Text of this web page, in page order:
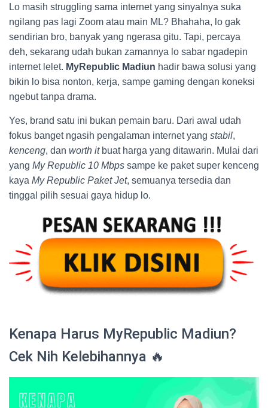
Lo masih struggling sama internet yang sinyalnya suka
ngilang pas lagi Zoom atau main ML? Bhahaha, lo gak
sendirian bro, banyak yang ngerasa gitu. Tapi, percaya
deh, sekarang udah bukan zamannya lo sabar ngadepin
internet lelet. MyRepublic Madiun hadir bawa solusi yang
bikin lo bisa nonton, kerja, sampe gaming dengan koneksi
ngebut tanpa drama.
Yes, brand satu ini bukan pemain baru. Dari awal udah
fokus banget ngasih pengalaman internet yang stabil,
kenceng, dan worth itbuat harga yang ditawarin. Mulai dari
yang My Republic 10 Mbps sampe ke paket super kenceng
kaya My Republic Paket Jet, semuanya tersedia dan
tinggal pilih sesuai gaya hidup lo.
Kenapa Harus MyRepublic Madiun?
Cek Nih Kelebihannya 🔥